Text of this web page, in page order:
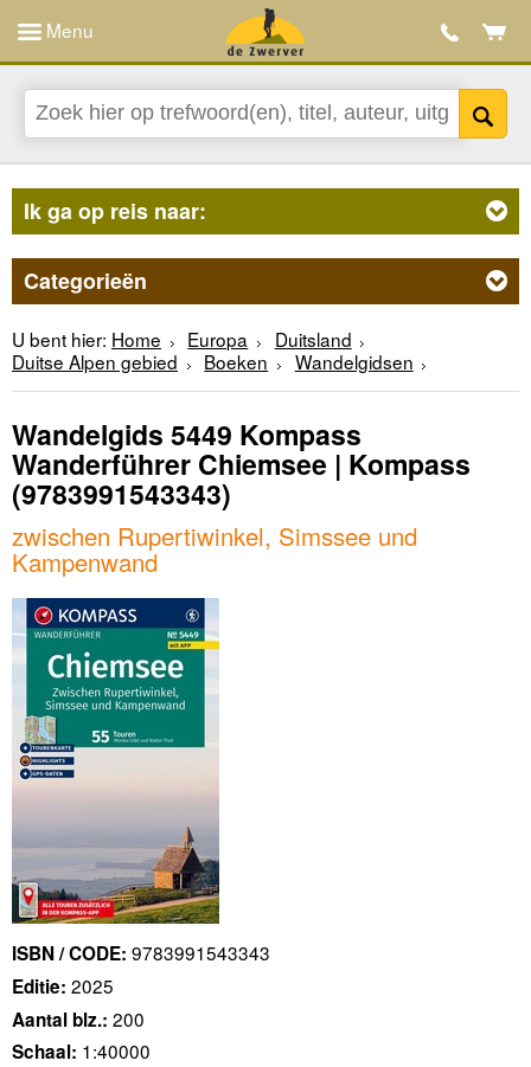
Menu
Ik ga op reis naar:
Categorieën
U bent hier: Home Europa
Duitsland
Duitse Alpen gebied
Boeken Wandelgidsen
Wandelgids 5449 Kompass
Wanderführer Chiemsee | Kompass
(9783991543343)
zwischen Rupertiwinkel, Simssee und
Kampenwand
ISBN / CODE: 9783991543343
Editie: 2025
Aantal blz.: 200
Schaal: 1:40000